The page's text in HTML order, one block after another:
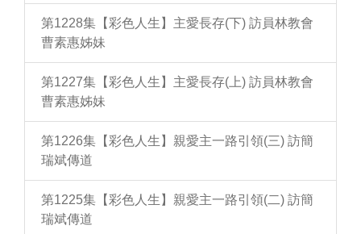
第1228集【彩色人生】主愛長存(下) 訪員林教會
曹素惠姊妹
第1227集【彩色人生】主愛長存(上) 訪員林教會
曹素惠姊妹
第1226集【彩色人生】親愛主一路引領(三) 訪簡
瑞斌傳道
第1225集【彩色人生】親愛主一路引領(二) 訪簡
瑞斌傳道